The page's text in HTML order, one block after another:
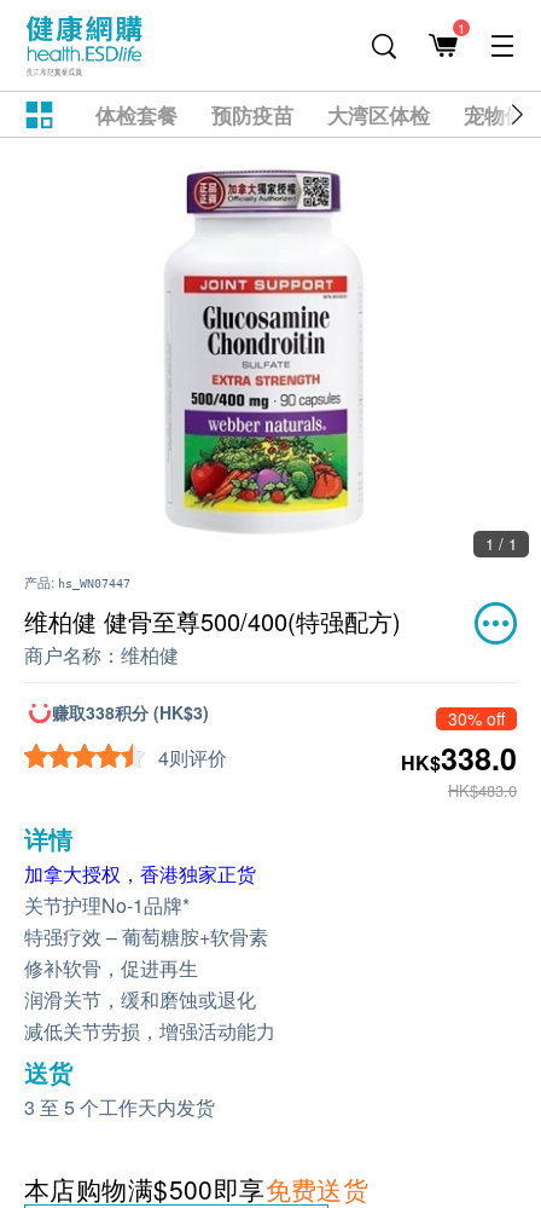
1
体检套餐 预防疫苗 大湾区体检 宠物健
1 / 1
产品: hs_WN07447
维柏健 健骨至尊500/400(特强配方)
商户名称： 维柏健
赚取338积分 (HK$3)
4则评价
30% off
HK$338.0
HK$483.0
详情
加拿大授权，香港独家正货
关节护理No-1品牌*
特强疗效 – 葡萄糖胺+软骨素
修补软骨，促进再生
润滑关节，缓和磨蚀或退化
减低关节劳损，增强活动能力
送货
3 至 5 个工作天内发货
本店购物满$500即享免费送货